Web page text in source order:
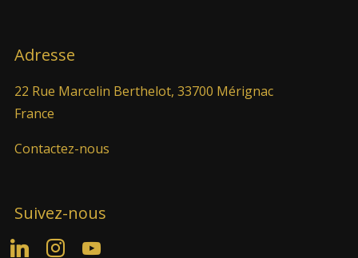
Adresse
22 Rue Marcelin Berthelot, 33700 Mérignac
France
Contactez-nous
Suivez-nous
linkedininstagramyoutube